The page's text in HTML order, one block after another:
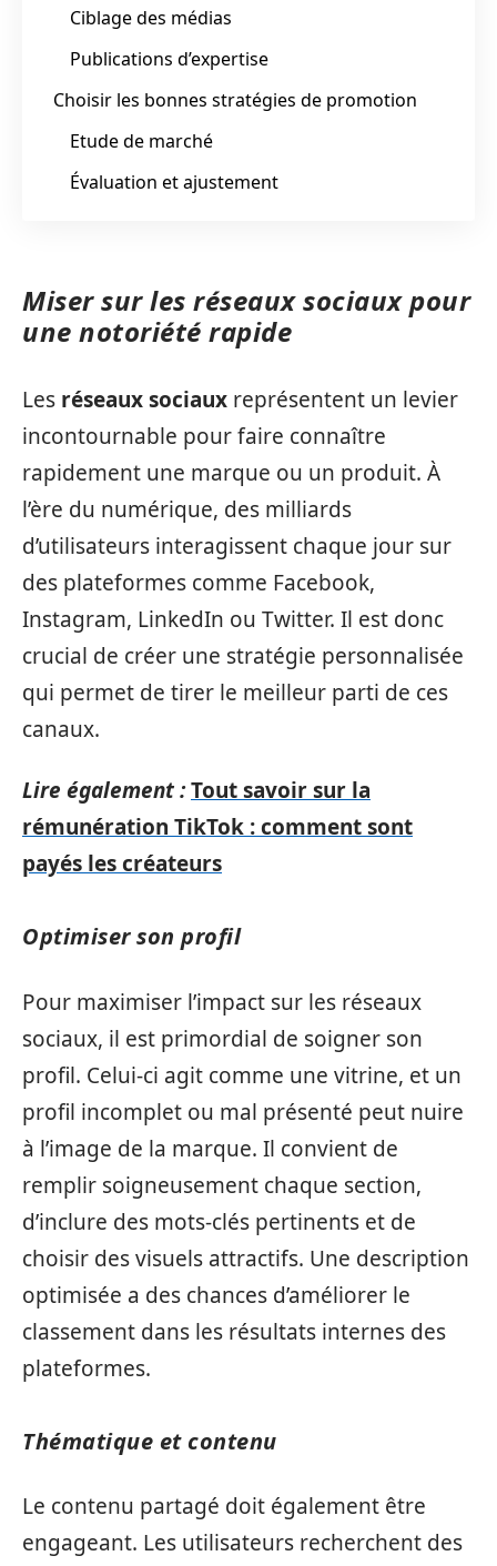
Ciblage des médias
Publications d’expertise
Choisir les bonnes stratégies de promotion
Etude de marché
Évaluation et ajustement
Miser sur les réseaux sociaux pour
une notoriété rapide
Les réseaux sociaux représentent un levier
incontournable pour faire connaître
rapidement une marque ou un produit. À
l’ère du numérique, des milliards
d’utilisateurs interagissent chaque jour sur
des plateformes comme Facebook,
Instagram, LinkedIn ou Twitter. Il est donc
crucial de créer une stratégie personnalisée
qui permet de tirer le meilleur parti de ces
canaux.
Lire également :Tout savoir sur la
rémunération TikTok : comment sont
payés les créateurs
Optimiser son profil
Pour maximiser l’impact sur les réseaux
sociaux, il est primordial de soigner son
profil. Celui-ci agit comme une vitrine, et un
profil incomplet ou mal présenté peut nuire
à l’image de la marque. Il convient de
remplir soigneusement chaque section,
d’inclure des mots-clés pertinents et de
choisir des visuels attractifs. Une description
optimisée a des chances d’améliorer le
classement dans les résultats internes des
plateformes.
Thématique et contenu
Le contenu partagé doit également être
engageant. Les utilisateurs recherchent des